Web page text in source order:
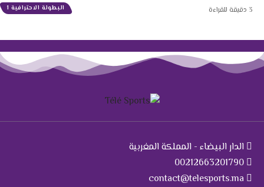
البطولة الاحترافية 1
الدار البيضاء - المملكة المغربية
00212663201790
contact@telesports.ma